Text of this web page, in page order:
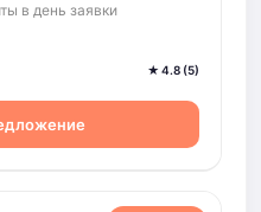
в день заявки
★ 4.8 (5)